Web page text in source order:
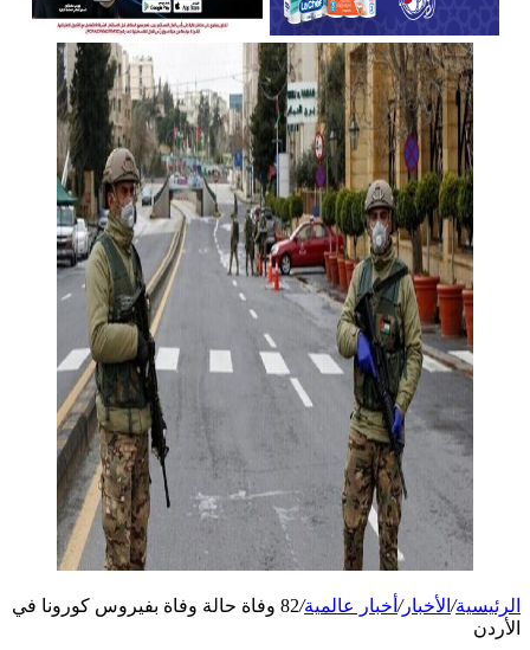
الرئيسية/ الأخبار/ أخبار عالمية/
82 وفاة حالة وفاة بفيروس كورونا في
الأردن